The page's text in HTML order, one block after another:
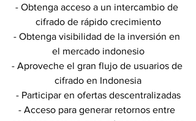
- Obtenga acceso a un intercambio de
cifrado de rápido crecimiento
- Obtenga visibilidad de la inversión en
el mercado indonesio
- Aproveche el gran flujo de usuarios de
cifrado en Indonesia
- Participar en ofertas descentralizadas
- Acceso para generar retornos entre